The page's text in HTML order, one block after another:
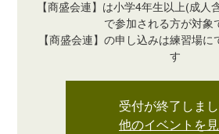
【商盛会連】は小学4年生以上(成人
で参加される方が対象
【商盛会連】の申し込みは練習場に
す
受付が終了しま
他のイベントを